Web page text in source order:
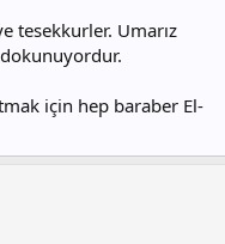
tesekkurler. Umarız
için hep baraber El-